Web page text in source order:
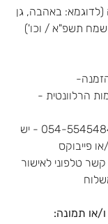
(לדוגמא: באהבה, גן
שמח תשפ"א / וכו')
הרלוונטית -
2. הזמנה טלפונית - 054-5545484 - יש
פייבוקס
טלפוני לאישור
או תמונה: